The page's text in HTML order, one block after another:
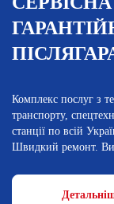
Комплекс послуг з
транспорту,
станції по всій
Швидкий ремонт.